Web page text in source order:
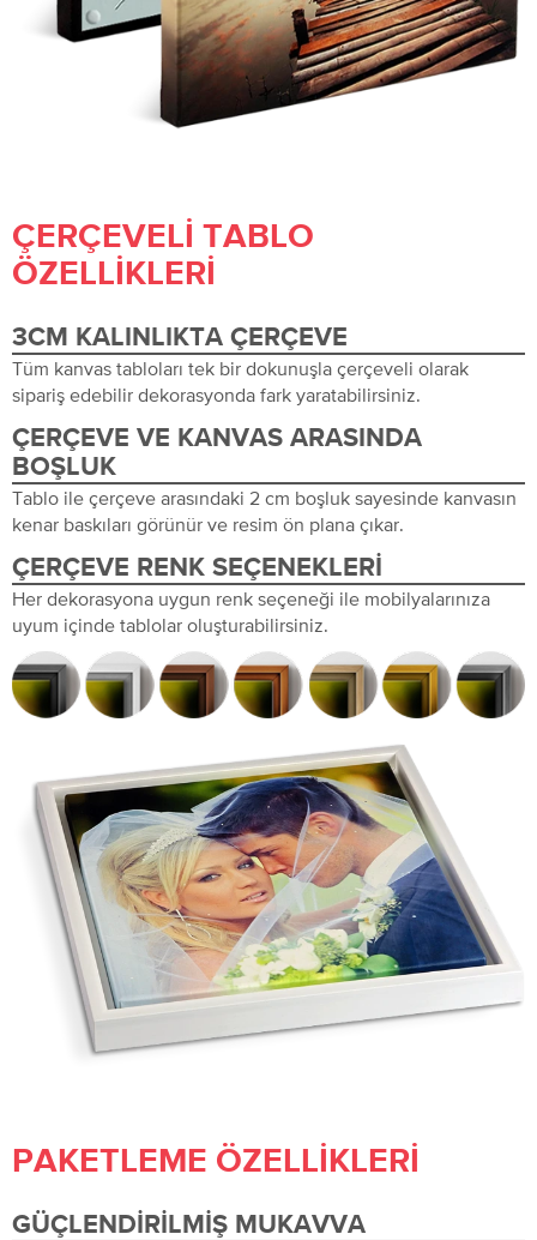
ÇERÇEVELI TABLO
ÖZELLIKLERI
3CM KALINLIKTA ÇERÇEVE
Tüm kanvas tabloları tek bir dokunuşla çerçeveli olarak
sipariş edebilir dekorasyonda fark yaratabilirsiniz.
ÇERÇEVE VE KANVAS ARASINDA
BOŞLUK
Tablo ile çerçeve arasındaki 2 cm boşluk sayesinde kanvasın
kenar baskıları görünür ve resim ön plana çıkar.
ÇERÇEVE RENK SEÇENEKLERI
Her dekorasyona uygun renk seçeneği ile mobilyalarınıza
uyum içinde tablolar oluşturabilirsiniz.
PAKETLEME ÖZELLIKLERI
GÜÇLENDIRILMIŞ MUKAVVA